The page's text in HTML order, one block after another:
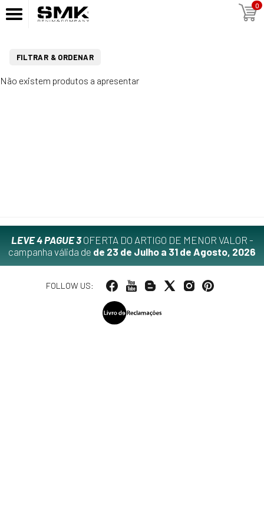
0
FILTRAR & ORDENAR
Não existem produtos a apresentar
LEVE 4 PAGUE 3OFERTA DO ARTIGO DE MENOR VALOR -
campanha válida de de 23 de Julho a 31 de Agosto, 2026
FOLLOW US: